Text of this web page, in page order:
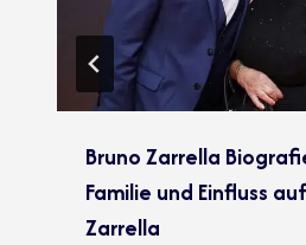
Bruno Zarrella
Familie und Einfluss
Zarrella